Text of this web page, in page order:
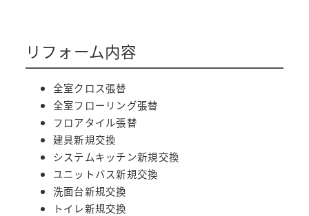
リフォーム内容
全室クロス張替
全室フローリング張替
フロアタイル張替
建具新規交換
システムキッチン新規交換
ユニットバス新規交換
洗面台新規交換
トイレ新規交換